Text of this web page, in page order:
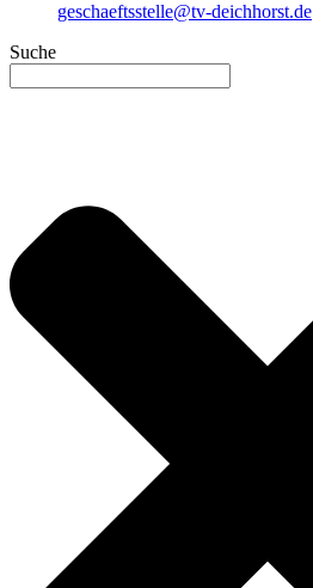
geschaeftsstelle@tv-deichhorst.de
Suche